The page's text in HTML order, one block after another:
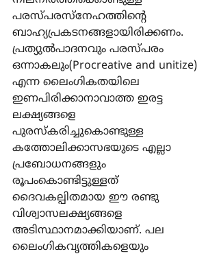
പരസ്പരസ്നേഹത്തിന്‍റെ
ബാഹ്യപ്രകടനങ്ങളായിരിക്കണം.
പ്രത്യുല്‍പാദനവും പരസ്പരം
ഒന്നാകലും(Procreative and unitize)
എന്ന ലൈംഗികതയിലെ
ഇണപിരിക്കാനാവാത്ത ഇരട്ട
ലക്ഷ്യങ്ങളെ
പുരസ്കരിച്ചുകൊണ്ടുള്ള
കത്തോലിക്കാസഭയുടെ എല്ലാ
പ്രബോധനങ്ങളും
രൂപംകൊണ്ടിട്ടുള്ളത്
ദൈവകല്പിതമായ ഈ രണ്ടു
വിശ്വാസലക്ഷ്യങ്ങളെ
അടിസ്ഥാനമാക്കിയാണ്. പല
ലൈംഗികവൃത്തികളെയും